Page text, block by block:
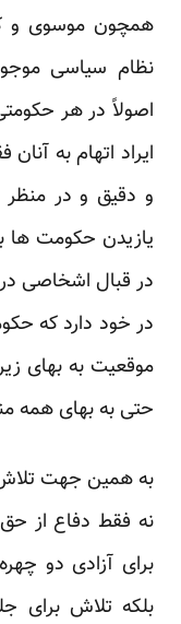
همچون موسوی و
نظام سیاسی
اصولاً در هر
ایراد اتهام به
و دقیق و در
یازیدن حکومت ها
در قبال اشخاصی
در خود دارد که
موقعیت به بهای
حتی به بهای همه
به همین جهت تلاش
نه فقط دفاع از
برای آزادی دو
بلکه تلاش برای